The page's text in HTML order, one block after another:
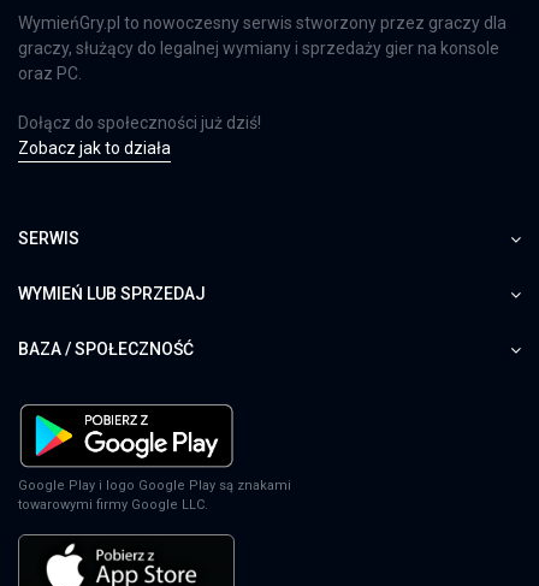
WymieńGry.pl to nowoczesny serwis stworzony przez graczy dla
graczy, służący do legalnej wymiany i sprzedaży gier na konsole
oraz PC.
Dołącz do społeczności już dziś!
Zobacz jak to działa
SERWIS
WYMIEŃ LUB SPRZEDAJ
BAZA / SPOŁECZNOŚĆ
Google Play i logo Google Play są znakami
towarowymi firmy Google LLC.